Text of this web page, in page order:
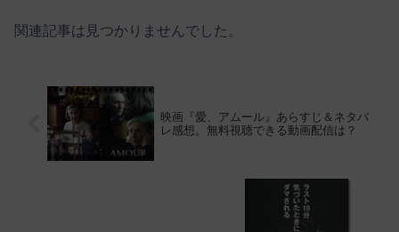
関連記事は見つかりませんでした。
映画『愛、アムール』あらすじ＆ネタバ
レ感想。無料視聴できる動画配信は？